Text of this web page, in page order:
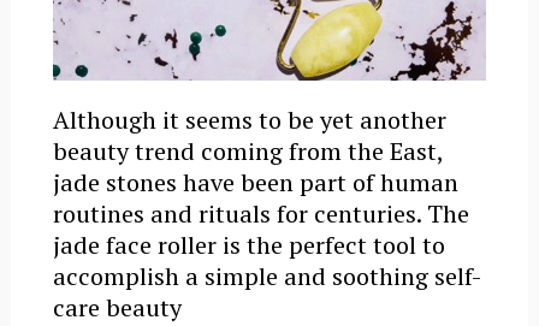
Although it seems to be yet another
beauty trend coming from the East,
jade stones have been part of human
routines and rituals for centuries. The
jade face roller is the perfect tool to
accomplish a simple and soothing self-
care beauty